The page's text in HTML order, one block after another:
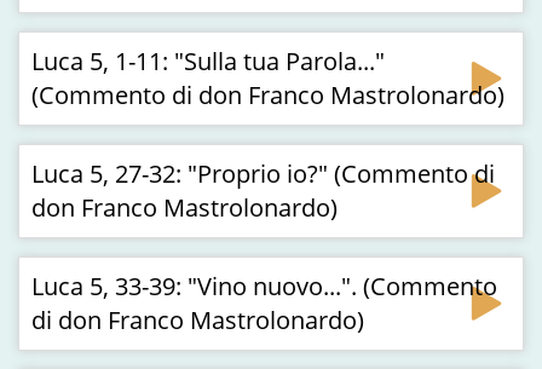
Luca 5, 1-11: "Sulla tua Parola..."
(Commento di don Franco Mastrolonardo)
Luca 5, 27-32: "Proprio io?" (Commento di
don Franco Mastrolonardo)
Luca 5, 33-39: "Vino nuovo...". (Commento
di don Franco Mastrolonardo)